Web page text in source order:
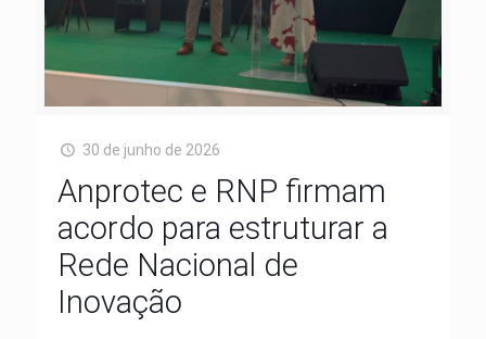
30 de junho de 2026
Anprotec e RNP firmam
acordo para estruturar a
Rede Nacional de
Inovação